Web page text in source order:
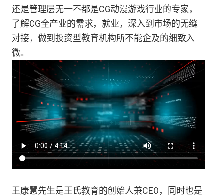
还是管理层无一不都是CG动漫游戏行业的专家，
了解CG全产业的需求，就业，深入到市场的无缝
对接，做到投资型教育机构所不能企及的细致入
微。
王康慧先生是王氏教育的创始人兼CEO，同时也是